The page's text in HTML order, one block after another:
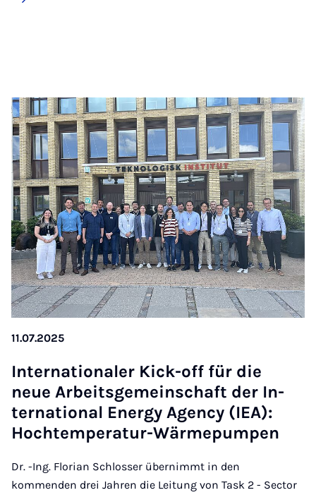
11.07.2025
In­ter­na­ti­o­na­ler Kick-off für die
neue Ar­beits­ge­mein­schaft der In­
ter­na­ti­o­nal Ener­gy Agen­cy (IEA):
Hochtem­pe­ra­tur-Wär­me­pum­pen
Dr. -Ing. Florian Schlosser übernimmt in den
kommenden drei Jahren die Leitung von Task 2 - Sector